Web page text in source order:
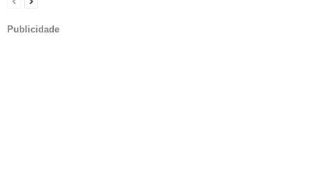
Publicidade